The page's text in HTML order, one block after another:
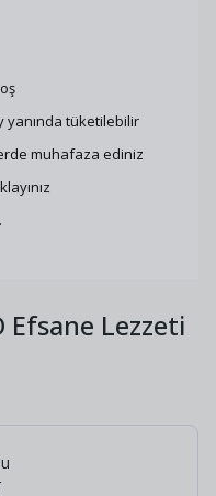
yanında tüketilebilir
muhafaza ediniz
Efsane Lezzeti